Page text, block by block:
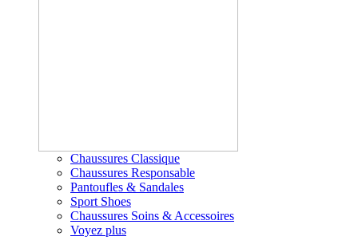
Chaussures Classique
Chaussures Responsable
Pantoufles & Sandales
Sport Shoes
Chaussures Soins & Accessoires
Voyez plus